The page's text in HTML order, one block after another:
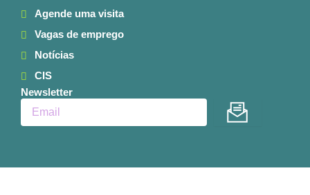
Agende uma visita
Vagas de emprego
Notícias
CIS
Newsletter
Enviar